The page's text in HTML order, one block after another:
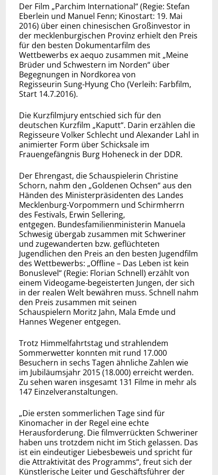
Der Film „Parchim International“ (Regie: Stefan
Eberlein und Manuel Fenn; Kinostart: 19. Mai
2016) über einen chinesischen Großinvestor in
der mecklenburgischen Provinz erhielt den Preis
für den besten Dokumentarfilm des
Wettbewerbs ex aequo zusammen mit „Meine
Brüder und Schwestern im Norden“ über
Begegnungen in Nordkorea von
Regisseurin Sung-Hyung Cho (Verleih: Farbfilm,
Start 14.7.2016).
Die Kurzfilmjury entschied sich für den
deutschen Kurzfilm „Kaputt“. Darin erzählen die
Regisseure Volker Schlecht und Alexander Lahl in
animierter Form über Schicksale im
Frauengefängnis Burg Hoheneck in der DDR.
Der Ehrengast, die Schauspielerin Christine
Schorn, nahm den „Goldenen Ochsen“ aus den
Händen des Ministerpräsidenten des Landes
Mecklenburg-Vorpommern und Schirmherrn
des Festivals, Erwin Sellering,
entgegen. Bundesfamilienministerin Manuela
Schwesig übergab zusammen mit Schweriner
und zugewanderten bzw. geflüchteten
Jugendlichen den Preis an den besten Jugendfilm
des Wettbewerbs: „Offline – Das Leben ist kein
Bonuslevel“ (Regie: Florian Schnell) erzählt von
einem Videogame-begeisterten Jungen, der sich
in der realen Welt bewähren muss. Schnell nahm
den Preis zusammen mit seinen
Schauspielern Moritz Jahn, Mala Emde und
Hannes Wegener entgegen.
Trotz Himmelfahrtstag und strahlendem
Sommerwetter konnten mit rund 17.000
Besuchern in sechs Tagen ähnliche Zahlen wie
im Jubiläumsjahr 2015 (18.000) erreicht werden.
Zu sehen waren insgesamt 131 Filme in mehr als
147 Einzelveranstaltungen.
„Die ersten sommerlichen Tage sind für
Kinomacher in der Regel eine echte
Herausforderung. Die filmverrückten Schweriner
haben uns trotzdem nicht im Stich gelassen. Das
ist ein eindeutiger Liebesbeweis und spricht für
die Attraktivität des Programms“, freut sich der
Künstlerische Leiter und Geschäftsführer der